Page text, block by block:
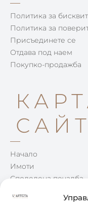
Политика за
Политика за
Присъединете се
Отдава под наем
Покупко-продажба
Начало
Имоти
Споделена печалба